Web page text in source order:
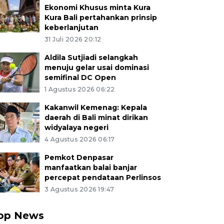
Ekonomi Khusus minta Kura
Kura Bali pertahankan prinsip
keberlanjutan
31 Juli 2026 20:12
Aldila Sutjiadi selangkah
menuju gelar usai dominasi
semifinal DC Open
1 Agustus 2026 06:22
Kakanwil Kemenag: Kepala
daerah di Bali minat dirikan
widyalaya negeri
4 Agustus 2026 06:17
Pemkot Denpasar
manfaatkan balai banjar
percepat pendataan Perlinsos
3 Agustus 2026 19:47
News